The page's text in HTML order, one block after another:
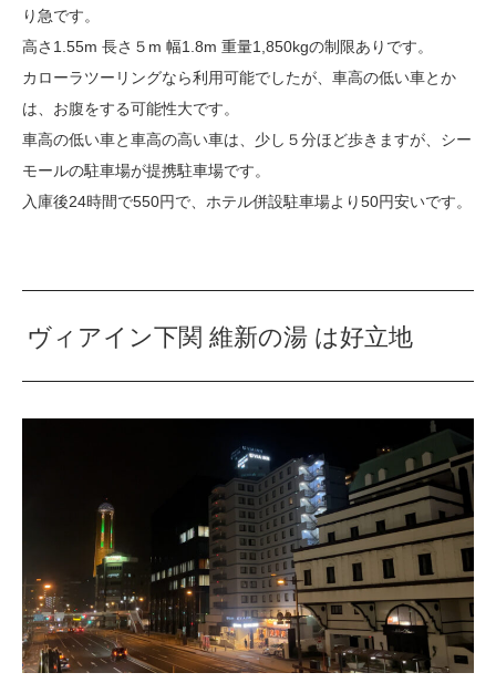
り急です。
高さ1.55m 長さ５m 幅1.8m 重量1,850kgの制限ありです。
カローラツーリングなら利用可能でしたが、車高の低い車とか
は、お腹をする可能性大です。
車高の低い車と車高の高い車は、少し５分ほど歩きますが、シー
モールの駐車場が提携駐車場です。
入庫後24時間で550円で、ホテル併設駐車場より50円安いです。
ヴィアイン下関 維新の湯 は好立地